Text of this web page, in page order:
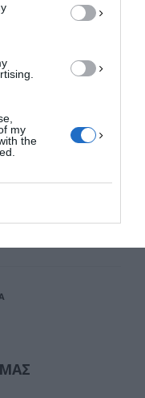
my
the
τους
8 στα 10
– Οι
το
για την
στο …